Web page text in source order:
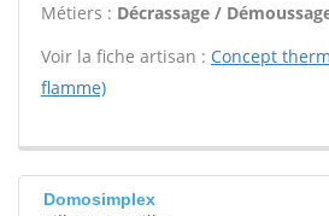
Métiers : Décrassage /
Voir la fiche artisan : Concept
flamme)
Domosimplex